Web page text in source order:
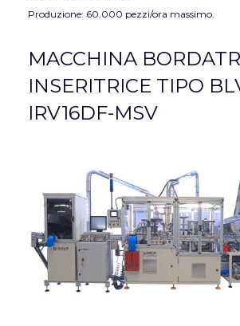
Produzione: 60.000 pezzi/ora massimo.
MACCHINA
INSERITRICE TIPO
IRV16DF-MSV